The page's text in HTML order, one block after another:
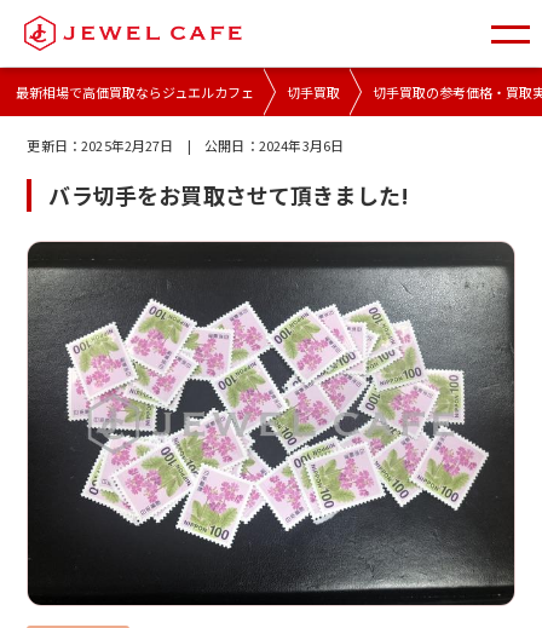
最新相場で高価買取ならジュエルカフェ 切手買取 切手買取の参考価格・買取
更新日：2025年2月27日 | 公開日： 2024年3月6日
バラ切手をお買取させて頂きました!